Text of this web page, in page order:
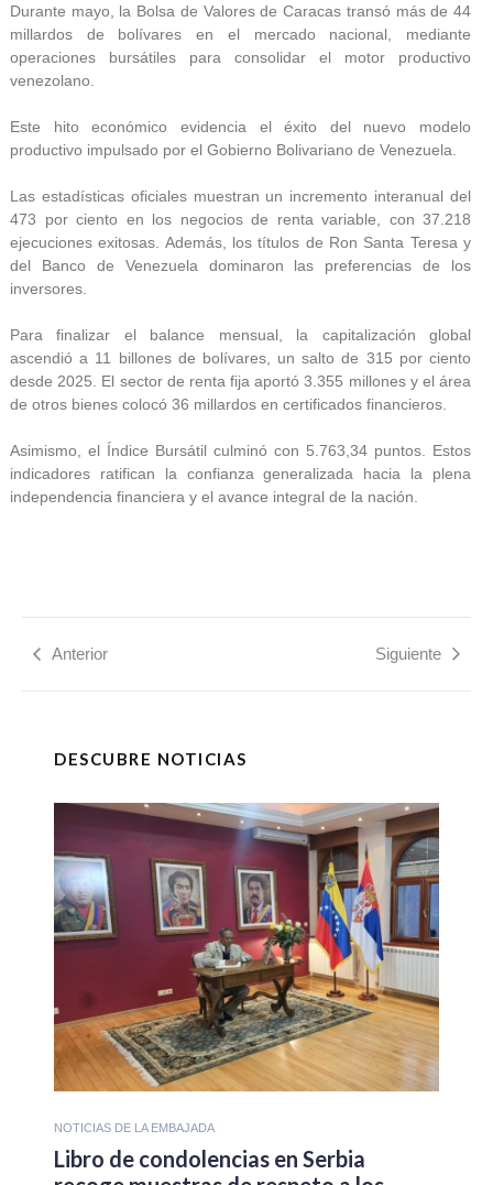
Durante mayo, la Bolsa de Valores de Caracas transó más de 44
millardos de bolívares en el mercado nacional, mediante
operaciones bursátiles para consolidar el motor productivo
venezolano.
Este hito económico evidencia el éxito del nuevo modelo
productivo impulsado por el Gobierno Bolivariano de Venezuela.
Las estadísticas oficiales muestran un incremento interanual del
473 por ciento en los negocios de renta variable, con 37.218
ejecuciones exitosas. Además, los títulos de Ron Santa Teresa y
del Banco de Venezuela dominaron las preferencias de los
inversores.
Para finalizar el balance mensual, la capitalización global
ascendió a 11 billones de bolívares, un salto de 315 por ciento
desde 2025. El sector de renta fija aportó 3.355 millones y el área
de otros bienes colocó 36 millardos en certificados financieros.
Asimismo, el Índice Bursátil culminó con 5.763,34 puntos. Estos
indicadores ratifican la confianza generalizada hacia la plena
independencia financiera y el avance integral de la nación.
Anterior Siguiente
DESCUBRE NOTICIAS
NOTICIAS DE LA EMBAJADA
Libro de condolencias en Serbia